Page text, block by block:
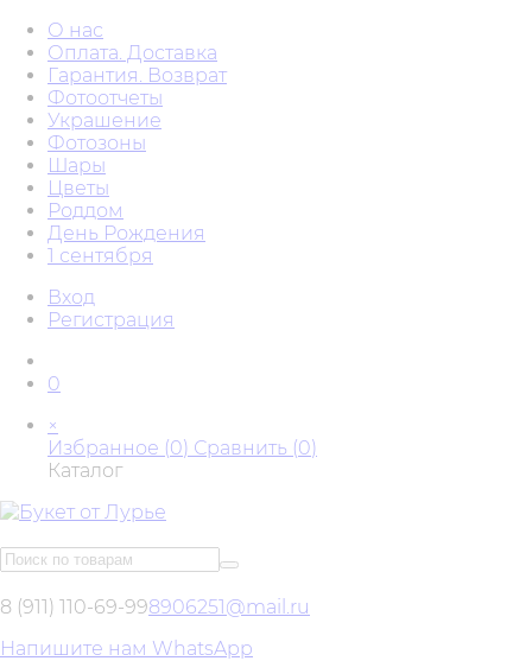
О нас
Оплата. Доставка
Гарантия. Возврат
Фотоотчеты
Украшение
Фотозоны
Шары
Цветы
Роддом
День Рождения
1 сентября
Вход
Регистрация
0
×
Избранное (0) Сравнить (0)
Каталог
8 (911) 110-69-998906251@mail.ru
Напишите нам WhatsApp